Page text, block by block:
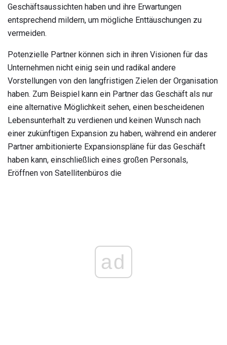
Geschäftsaussichten haben und ihre Erwartungen
entsprechend mildern, um mögliche Enttäuschungen zu
vermeiden.
Potenzielle Partner können sich in ihren Visionen für das
Unternehmen nicht einig sein und radikal andere
Vorstellungen von den langfristigen Zielen der Organisation
haben. Zum Beispiel kann ein Partner das Geschäft als nur
eine alternative Möglichkeit sehen, einen bescheidenen
Lebensunterhalt zu verdienen und keinen Wunsch nach
einer zukünftigen Expansion zu haben, während ein anderer
Partner ambitionierte Expansionspläne für das Geschäft
haben kann, einschließlich eines großen Personals,
Eröffnen von Satellitenbüros die
ad